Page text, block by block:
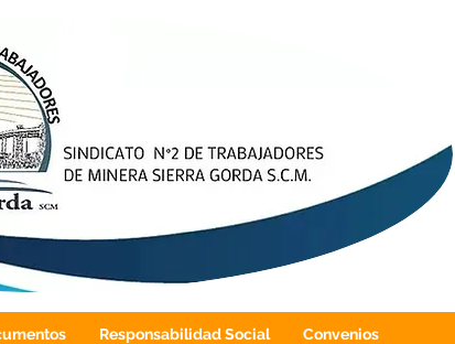
Responsabilidad Social Convenios